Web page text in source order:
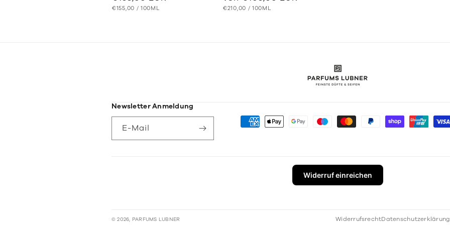
Preis
GRUNDPREIS
€155,00 / PRO
100ML
Preis
GRUNDPREIS
€210,00 / PRO
100ML
Newsletter Anmeldung
E-Mail
Zahlungsmethoden
Widerruf einreichen
© 2026, PARFUMS LUBNER WiderrufsrechtDatenschutzerklärung